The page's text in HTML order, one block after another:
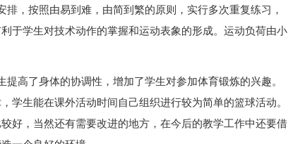
，按照由易到难，由简到繁的原则，实行多次重复练习，
于学生对技术动作的掌握和运动表象的形成。运动负荷由小
高了身体的协调性，增加了学生对参加体育锻炼的兴趣。
学生能在课外活动时间自己组织进行较为简单的篮球活动。
好，当然还有需要改进的地方，在今后的教学工作中还要借